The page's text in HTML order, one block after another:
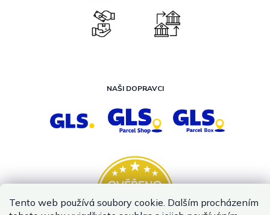
Tento web používá soubory cookie. Dalším procházením
NAŠI DOPRAVCI